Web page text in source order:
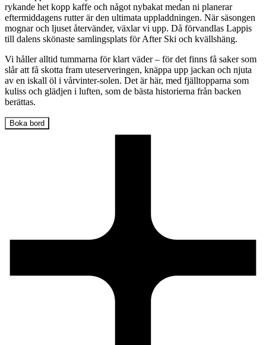
rykande het kopp kaffe och något nybakat medan ni planerar
eftermiddagens rutter är den ultimata uppladdningen. När säsongen
mognar och ljuset återvänder, växlar vi upp. Då förvandlas Lappis
till dalens skönaste samlingsplats för After Ski och kvällshäng.
Vi håller alltid tummarna för klart väder – för det finns få saker som
slår att få skotta fram uteserveringen, knäppa upp jackan och njuta
av en iskall öl i vårvinter-solen. Det är här, med fjälltopparna som
kuliss och glädjen i luften, som de bästa historierna från backen
berättas.
Boka bord